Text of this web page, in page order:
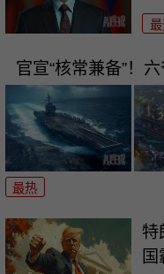
官宣“核常兼备”！
最热
特